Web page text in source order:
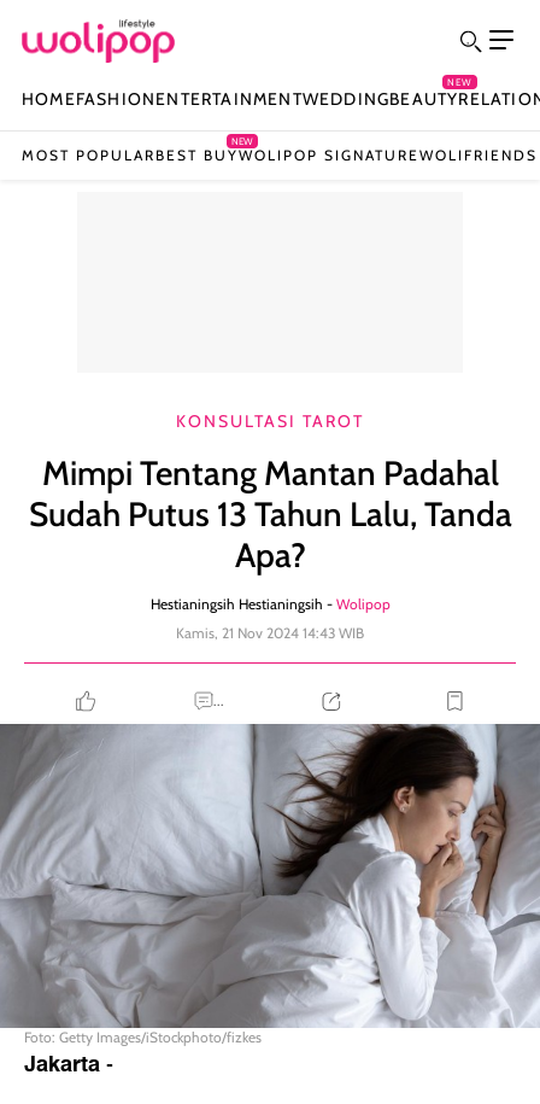
HOMEFASHIONENTERTAINMENTWEDDINGBEAUTY
NEW
MOST POPULAR BEST BUY
NEW
WOLIPOP SIGNATUREWOLIFRIENDS
KONSULTASI TAROT
Mimpi Tentang Mantan Padahal
Sudah Putus 13 Tahun Lalu, Tanda
Apa?
Hestianingsih Hestianingsih - Wolipop
Kamis, 21 Nov 2024 14:43 WIB
...
Foto: Getty Images/iStockphoto/fizkes
Jakarta-